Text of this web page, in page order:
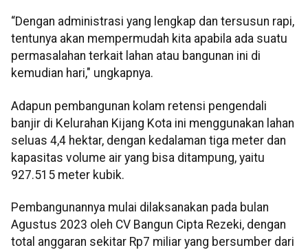
“Dengan administrasi yang lengkap dan tersusun rapi,
tentunya akan mempermudah kita apabila ada suatu
permasalahan terkait lahan atau bangunan ini di
kemudian hari," ungkapnya.
Adapun pembangunan kolam retensi pengendali
banjir di Kelurahan Kijang Kota ini menggunakan lahan
seluas 4,4 hektar, dengan kedalaman tiga meter dan
kapasitas volume air yang bisa ditampung, yaitu
927.515 meter kubik.
Pembangunannya mulai dilaksanakan pada bulan
Agustus 2023 oleh CV Bangun Cipta Rezeki, dengan
total anggaran sekitar Rp7 miliar yang bersumber dari